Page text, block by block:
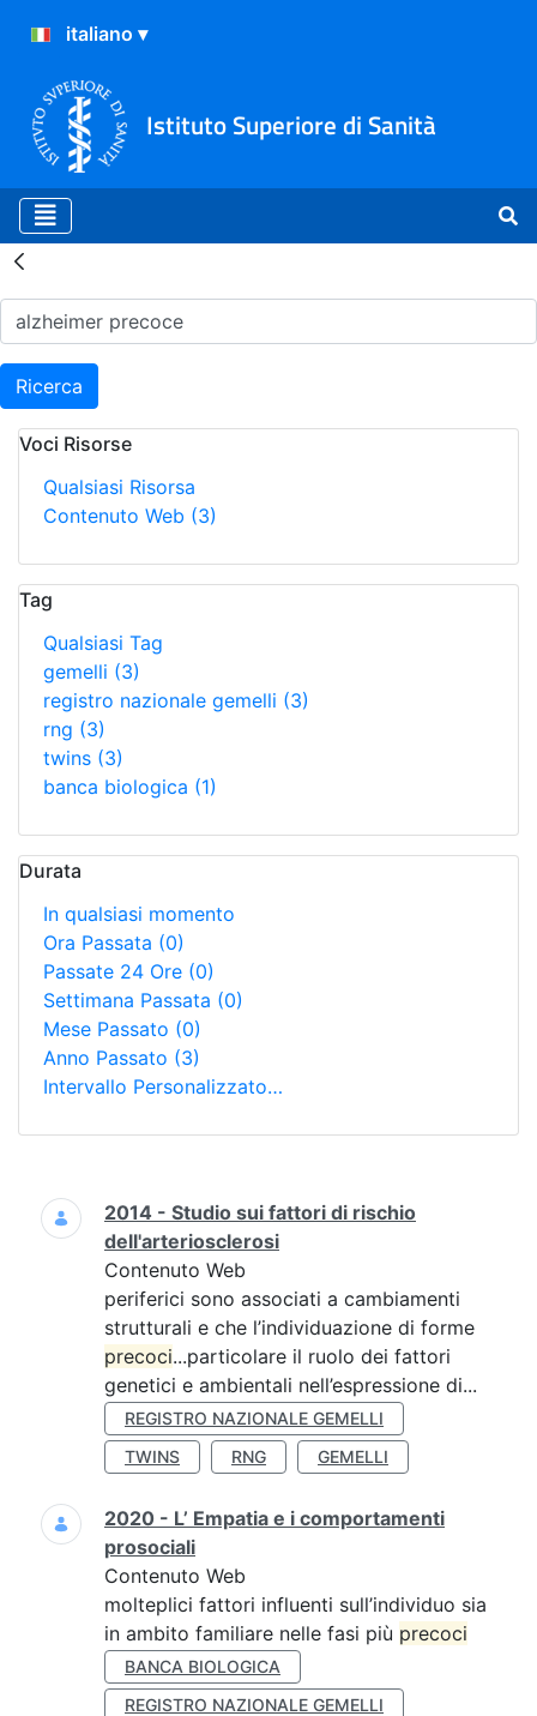
Istituto Superiore di Sanità
Risultati della Ricerca -
Ricerca
Voci Risorse
Qualsiasi Risorsa
Contenuto Web (3)
Tag
Qualsiasi Tag
gemelli (3)
registro nazionale gemelli (3)
rng (3)
twins (3)
banca biologica (1)
Durata
In qualsiasi momento
Ora Passata (0)
Passate 24 Ore (0)
Settimana Passata (0)
Mese Passato (0)
Anno Passato (3)
Intervallo Personalizzato…
Ricerca
2014 - Studio sui fattori di rischio
dell'arteriosclerosi
Contenuto Web
periferici sono associati a cambiamenti
strutturali e che l’individuazione di forme
precoci...particolare il ruolo dei fattori
genetici e ambientali nell’espressione di...
REGISTRO NAZIONALE GEMELLI
TWINS
RNG GEMELLI
2020 - L’ Empatia e i comportamenti
prosociali
Contenuto Web
molteplici fattori influenti sull’individuo sia
in ambito familiare nelle fasi più precoci
BANCA BIOLOGICA
REGISTRO NAZIONALE GEMELLI